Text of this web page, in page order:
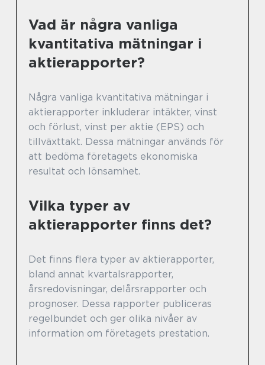
Vad är några vanliga
kvantitativa mätningar i
aktierapporter?
Några vanliga kvantitativa mätningar i
aktierapporter inkluderar intäkter, vinst
och förlust, vinst per aktie (EPS) och
tillväxttakt. Dessa mätningar används för
att bedöma företagets ekonomiska
resultat och lönsamhet.
Vilka typer av
aktierapporter finns det?
Det finns flera typer av aktierapporter,
bland annat kvartalsrapporter,
årsredovisningar, delårsrapporter och
prognoser. Dessa rapporter publiceras
regelbundet och ger olika nivåer av
information om företagets prestation.